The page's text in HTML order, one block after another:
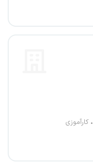
کارآموزی